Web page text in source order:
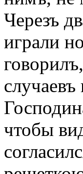
Черезъ
играли
чтобы